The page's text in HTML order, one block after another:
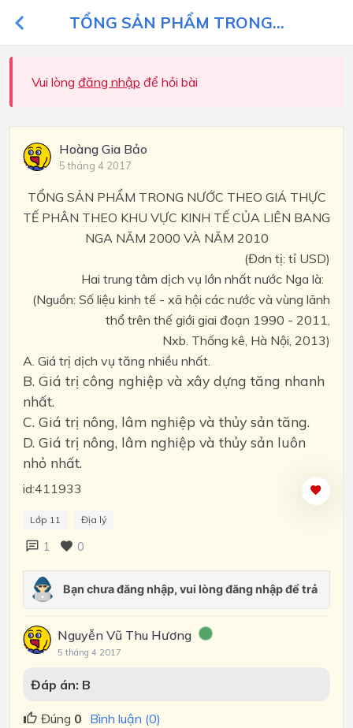
TỔNG SẢN PHẨM TRONG...
Vui lòng đăng nhập để hỏi bài
Hoàng Gia Bảo
5 tháng 4 2017
TỔNG SẢN PHẨM TRONG NƯỚC THEO GIÁ THỰC
TẾ PHÂN THEO KHU VỰC KINH TẾ CỦA LIÊN BANG
NGA NĂM 2000 VÀ NĂM 2010
(Đơn tị: tỉ USD)
Hai trung tâm dịch vụ lớn nhất nước Nga là:
(Nguồn: Số liệu kinh tế - xã hội các nước và vùng lãnh
thổ trên thế giới giai đoạn 1990 - 2011,
Nxb. Thống kê, Hà Nội, 2013)
A. Giá trị dịch vụ tăng nhiều nhất.
B. Giá trị công nghiệp và xây dựng tăng nhanh
nhất.
C. Giá trị nông, lâm nghiệp và thủy sản tăng.
D. Giá trị nông, lâm nghiệp và thủy sản luôn
nhỏ nhất.
id:411933
Lớp 11 Địa lý
1 0
Nguyễn Vũ Thu Hương
5 tháng 4 2017
Đáp án: B
Đúng 0 Bình luận (0)